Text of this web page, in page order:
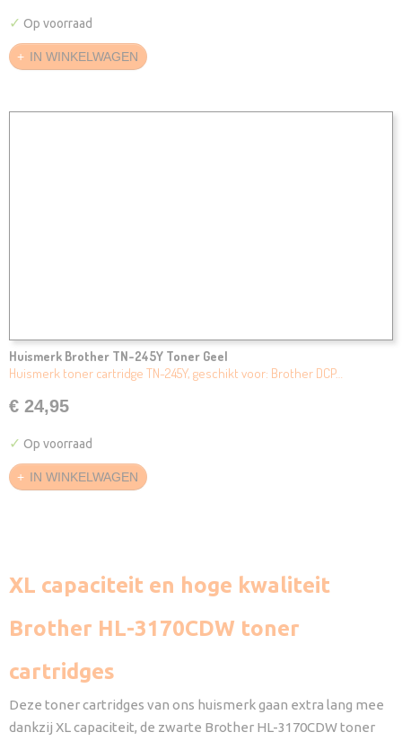
✓ Op voorraad
IN WINKELWAGEN
Huismerk Brother TN-245Y Toner Geel
Huismerk toner cartridge TN-245Y, geschikt voor: Brother DCP…
€ 24,95
✓ Op voorraad
IN WINKELWAGEN
XL capaciteit en hoge kwaliteit
Brother HL-3170CDW toner
cartridges
Deze toner cartridges van ons huismerk gaan extra lang mee
dankzij XL capaciteit, de zwarte Brother HL-3170CDW toner